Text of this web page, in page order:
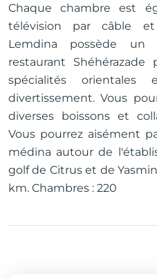
Chaque chambre est
télévision par câble
Lemdina possède un
restaurant
spécialités
divertissement. Vous
diverses boissons et
Vous pourrez aisément
médina autour de
golf de Citrus et de
km. Chambres : 220